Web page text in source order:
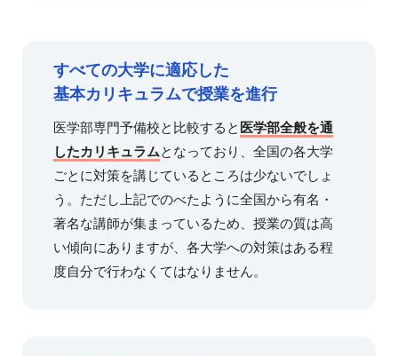
すべての大学に適応した
基本カリキュラムで授業を進行
医学部専門予備校と比較すると 医学部全般を通
したカリキュラムとなっており、全国の各大学
ごとに対策を講じているところは少ないでしょ
う。ただし上記でのべたように全国から有名・
著名な講師が集まっているため、授業の質は高
い傾向にありますが、各大学への対策はある程
度自分で行わなくてはなりません。